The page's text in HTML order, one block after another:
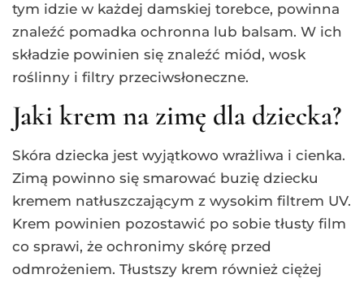
tym idzie w każdej damskiej torebce, powinna
znaleźć pomadka ochronna lub balsam. W ich
składzie powinien się znaleźć miód, wosk
roślinny i filtry przeciwsłoneczne.
Jaki krem na zimę dla dziecka?
Skóra dziecka jest wyjątkowo wrażliwa i cienka.
Zimą powinno się smarować buzię dziecku
kremem natłuszczającym z wysokim filtrem UV.
Krem powinien pozostawić po sobie tłusty film
co sprawi, że ochronimy skórę przed
odmrożeniem. Tłustszy krem również ciężej